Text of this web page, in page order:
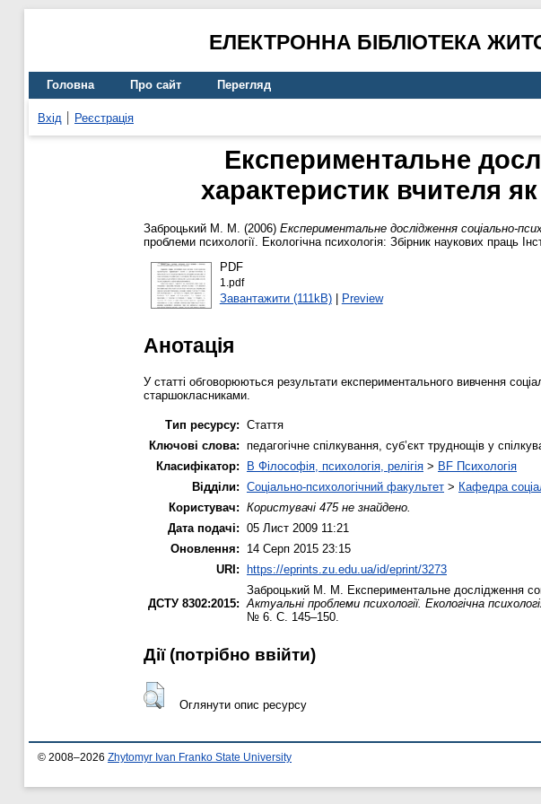
ЕЛЕКТРОННА БІБЛІОТЕКА
Головна Про сайт Перегляд
Вхід Реєстрація
Експериментальне
характеристик вчителя
Заброцький М. М. (2006) Експериментальне дослідження соціально-
проблеми психології. Екологічна психологія: Збірник наукових праць
PDF
1.pdf
Завантажити (111kB)| Preview
Анотація
У статті обговорюються результати експериментального вивчення
старшокласниками.
Тип ресурсу: Стаття
Ключові слова: педагогічне спілкування, суб’єкт труднощів у
Класифікатор:
B Філософія, психологія, релігія > BF Психологія
Відділи: Соціально-психологічний факультет > Кафедра
Користувач: Користувачі 475 не знайдено.
Дата подачі: 05 Лист 2009 11:21
Оновлення:
14 Серп 2015 23:15
URI: https://eprints.zu.edu.ua/id/eprint/3273
ДСТУ 8302:2015:
Заброцький М. М.
Експериментальне дослідження
Актуальні проблеми психології. Екологічна
№ 6. С. 145–150.
Дії ​​(потрібно ввійти)
Оглянути опис ресурсу
© 2008–2026 Zhytomyr Ivan Franko State University